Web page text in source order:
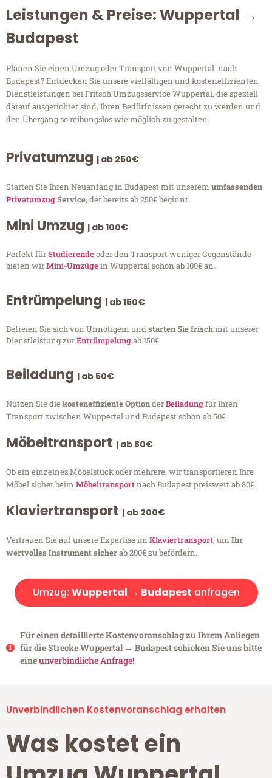
Leistungen & Preise: Wuppertal →
Budapest
Planen Sie einen Umzug oder Transport von Wuppertal nach
Budapest? Entdecken Sie unsere vielfältigen und kosteneffizienten
Dienstleistungen bei Fritsch Umzugsservice Wuppertal, die speziell
darauf ausgerichtet sind, Ihren Bedürfnissen gerecht zu werden und
den Übergang so reibungslos wie möglich zu gestalten.
Privatumzug | ab 250€
Starten Sie Ihren Neuanfang in Budapest mit unserem umfassenden
PrivatumzugService, der bereits ab 250€ beginnt.
Mini Umzug | ab 100€
Perfekt fürStudierendeoder den Transport weniger Gegenstände
bieten wirMini-Umzügein Wuppertal schon ab 100€ an.
Entrümpelung | ab 150€
Befreien Sie sich von Unnötigem undstarten Sie frischmit unserer
Dienstleistung zurEntrümpelungab 150€.
Beiladung | ab 50€
Nutzen Sie diekosteneffiziente OptionderBeiladungfür Ihren
Transport zwischen Wuppertal und Budapest schon ab 50€.
Möbeltransport | ab 80€
Ob ein einzelnes Möbelstück oder mehrere, wir transportieren Ihre
Möbel sicher beim Möbeltransportnach Budapest preiswert ab 80€.
Klaviertransport | ab 200€
Vertrauen Sie auf unsere Expertise im Klaviertransport, um Ihr
wertvolles Instrument sicherab 200€ zu befördern.
Umzug: Wuppertal → Budapest anfragen
Für einen detaillierte Kostenvoranschlag zu Ihrem Anliegen
für die Strecke Wuppertal → Budapest schicken Sie uns bitte
eineunverbindliche Anfrage!
Unverbindlichen Kostenvoranschlag erhalten
Was kostet ein